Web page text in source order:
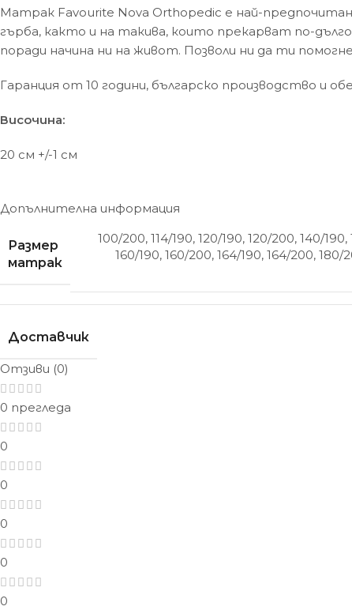
Матрак Favourite Nova Orthopedic е най-
гърба, както и на такива, които прекарват по-
поради начина ни на живот. Позволи ни да ти
Гаранция от 10 години, българско производство и
Височина:
20 см +/-1 см
Допълнителна информация
Размер
матрак
100/200, 114/190, 120/190, 120/200, 140/190,
160/190, 160/200, 164/190, 164/200, 180/
Доставчик
Отзиви (0)
0 прегледа
0
0
0
0
0